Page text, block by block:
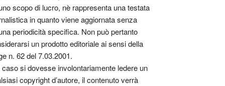
scopo di lucro, nè rappresenta una testata
in quanto viene aggiornata senza
periodicità specifica. Non può pertanto
un prodotto editoriale ai sensi della
n. 62 del 7.03.2001.
caso si dovesse involontariamente ledere un
copyright d’autore, il contenuto verrà